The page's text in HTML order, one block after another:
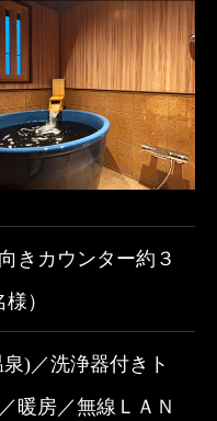
きカウンター約３
）
)／洗浄器付きト
暖房／無線ＬＡＮ